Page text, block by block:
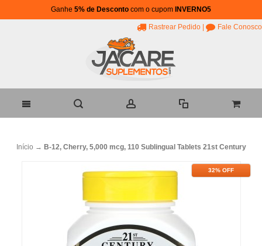
Ganhe 5% de Desconto com o cupom INVERNO5
Rastrear Pedido Fale Conosco
Início → B-12, Cherry, 5,000 mcg, 110 Sublingual Tablets 21st Century
32% OFF